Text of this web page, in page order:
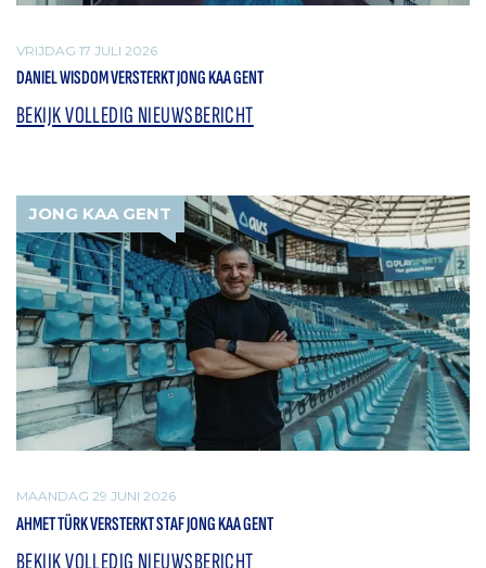
VRIJDAG 17 JULI 2026
DANIEL WISDOM VERSTERKT JONG KAA GENT
BEKIJK VOLLEDIG NIEUWSBERICHT
JONG KAA GENT
MAANDAG 29 JUNI 2026
AHMET TÜRK VERSTERKT STAF JONG KAA GENT
BEKIJK VOLLEDIG NIEUWSBERICHT